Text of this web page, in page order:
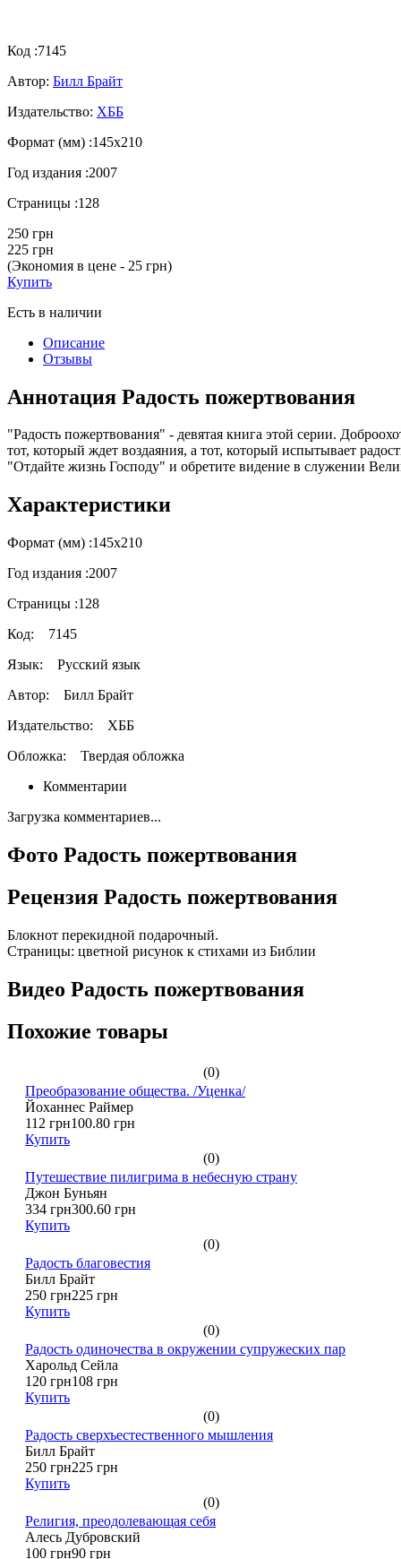
Код :7145
Автор: Билл Брайт
Издательство: ХББ
Формат (мм) :145х210
Год издания :2007
Страницы :128
250 грн
225 грн
(Экономия в цене - 25 грн)
Купить
Есть в наличии
Описание
Отзывы
Аннотация Радость пожертвования
"Радость пожертвования" - девятая книга этой серии.
тот, который ждет воздаяния, а тот, который испытывает
"Отдайте жизнь Господу" и обретите видение в служении
Характеристики
Формат (мм) :145х210
Год издания :2007
Страницы :128
Код: 7145
Язык: Русский язык
Автор:
Билл Брайт
Издательство:
ХББ
Обложка: Твердая обложка
Комментарии
Загрузка комментариев...
Фото Радость пожертвования
Рецензия Радость пожертвования
Блокнот перекидной подарочный.
Страницы: цветной рисунок к стихами из Библии
Видео Радость пожертвования
Похожие товары
(0)
Преобразование общества. /Уценка/
Йоханнес Раймер
112 грн100.80 грн
Купить
(0)
Путешествие пилигрима в небесную страну
Джон Буньян
334 грн300.60 грн
Купить
(0)
Радость благовестия
Билл Брайт
250 грн225 грн
Купить
(0)
Радость одиночества в окружении супружеских пар
Харольд Сейла
120 грн108 грн
Купить
(0)
Радость сверхъестественного мышления
Билл Брайт
250 грн225 грн
Купить
(0)
Религия, преодолевающая себя
Алесь Дубровский
100 грн90 грн